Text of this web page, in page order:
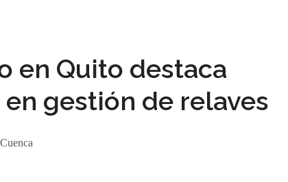
en Quito destaca
gestión de relaves